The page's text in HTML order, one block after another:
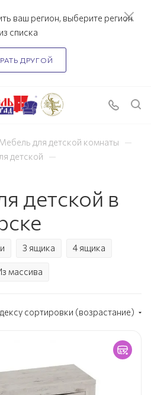
ваш регион, выберите регион
из списка
ДРУГОЙ
для детской комнаты —
детской —
детской в
3 ящика 4 ящика
массива
сортировки (возрастание)